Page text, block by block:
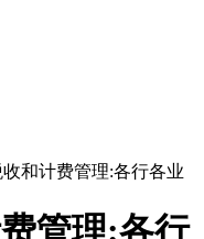
和计费管理:各行各业
管理:各行